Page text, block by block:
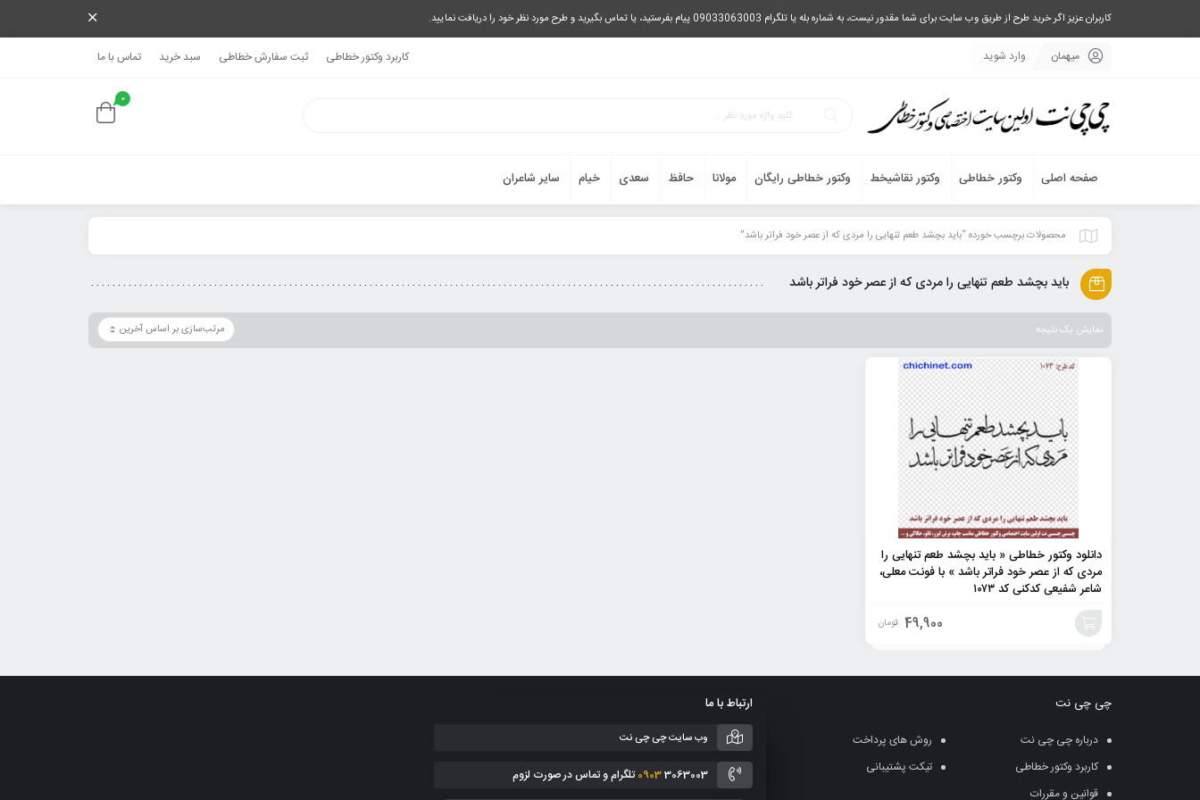
کاربران عزیز اگر خرید طرح از طریق وب سایت برای شما مقدور نیست، به شماره بله یا تلگرام 09033063003 پیام بفرستید، یا تماس بگیرید و طرح مورد نظر خود را دریافت نمایید.
میهمان وارد شوید کاربرد وکتور خطاطی ثبت سفارش خطاطی سبد خرید تماس با ما
0
صفحه اصلی وکتور خطاطی وکتور نقاشیخط وکتور خطاطی رایگان مولانا حافظ سعدی خیام سایر شاعران
محصولات برچسب خورده “باید بچشد طعم تنهایی را مردی که از عصر خود فراتر باشد”
باید بچشد طعم تنهایی را مردی که از عصر خود فراتر باشد
نمایش یک نتیجه
دانلود وکتور خطاطی « باید بچشد طعم تنهایی را
مردی که از عصر خود فراتر باشد » با فونت معلی،
شاعر شفیعی کدکنی کد ۱۰۷۳
49,900 تومان
چی چی نت
درباره چی چی نت
روش های پرداخت
کاربرد وکتور خطاطی
تیکت پشتیبانی
قوانین و مقررات
ارتباط با ما
وب سایت چی چی نت
09033063003 تلگرام و تماس در صورت لزوم